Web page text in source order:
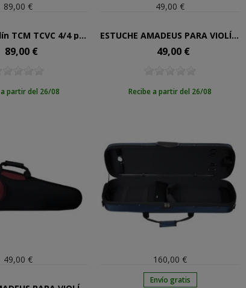
89,00 €
Estuche Violín TCM TCVC 4/4 purpura liso
Precio
89,00 €
a partir del 26/08
49,00 €
ESTUCHE AMADEUS PARA VIOLÍN DE 1/16
Precio
49,00 €
Recibe a partir del 26/08
49,00 € 160,00 €
Envío gratis